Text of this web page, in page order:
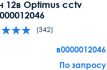
12в Optimus cctv
(342)
в0000012046
По запросу